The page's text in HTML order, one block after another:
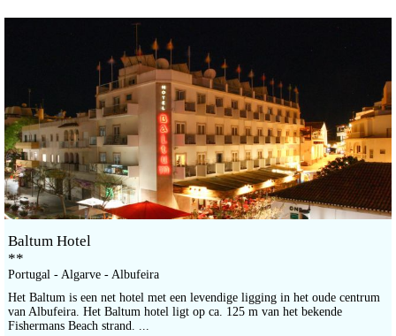
Baltum Hotel
**
Portugal - Algarve - Albufeira
Het Baltum is een net hotel met een levendige ligging in het oude centrum
van Albufeira. Het Baltum hotel ligt op ca. 125 m van het bekende
Fishermans Beach strand. ...